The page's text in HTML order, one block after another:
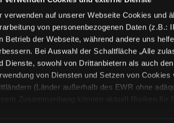
verwenden auf unserer Webseite Cookies und
von personenbezogenen Daten (z.B.:
Betrieb der Webseite, während andere uns
Bei Auswahl der Schaltfläche „Alle
Dienste, sowohl von Drittanbietern als auch
von Diensten und Setzen von
(Länder außerhalb des EWR ohne
Zusammenhang können aktuell Risiken
Feedback
Kontakt
Über uns
Jobs
Medienwunsch
FAQs